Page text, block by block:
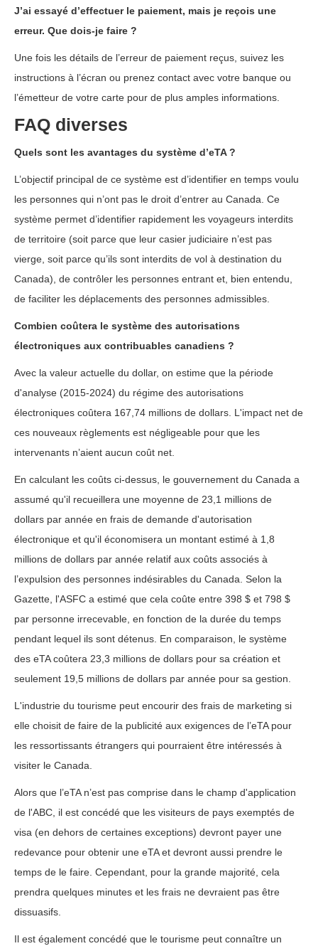
J’ai essayé d’effectuer le paiement, mais je reçois une
erreur. Que dois-je faire ?
Une fois les détails de l’erreur de paiement reçus, suivez les
instructions à l’écran ou prenez contact avec votre banque ou
l’émetteur de votre carte pour de plus amples informations.
FAQ diverses
Quels sont les avantages du système d’eTA ?
L’objectif principal de ce système est d’identifier en temps voulu
les personnes qui n’ont pas le droit d’entrer au Canada. Ce
système permet d’identifier rapidement les voyageurs interdits
de territoire (soit parce que leur casier judiciaire n’est pas
vierge, soit parce qu’ils sont interdits de vol à destination du
Canada), de contrôler les personnes entrant et, bien entendu,
de faciliter les déplacements des personnes admissibles.
Combien coûtera le système des autorisations
électroniques aux contribuables canadiens ?
Avec la valeur actuelle du dollar, on estime que la période
d'analyse (2015-2024) du régime des autorisations
électroniques coûtera 167,74 millions de dollars. L'impact net de
ces nouveaux règlements est négligeable pour que les
intervenants n’aient aucun coût net.
En calculant les coûts ci-dessus, le gouvernement du Canada a
assumé qu'il recueillera une moyenne de 23,1 millions de
dollars par année en frais de demande d'autorisation
électronique et qu'il économisera un montant estimé à 1,8
millions de dollars par année relatif aux coûts associés à
l’expulsion des personnes indésirables du Canada. Selon la
Gazette, l'ASFC a estimé que cela coûte entre 398 $ et 798 $
par personne irrecevable, en fonction de la durée du temps
pendant lequel ils sont détenus. En comparaison, le système
des eTA coûtera 23,3 millions de dollars pour sa création et
seulement 19,5 millions de dollars par année pour sa gestion.
L'industrie du tourisme peut encourir des frais de marketing si
elle choisit de faire de la publicité aux exigences de l’eTA pour
les ressortissants étrangers qui pourraient être intéressés à
visiter le Canada.
Alors que l’eTA n’est pas comprise dans le champ d'application
de l'ABC, il est concédé que les visiteurs de pays exemptés de
visa (en dehors de certaines exceptions) devront payer une
redevance pour obtenir une eTA et devront aussi prendre le
temps de le faire. Cependant, pour la grande majorité, cela
prendra quelques minutes et les frais ne devraient pas être
dissuasifs.
Il est également concédé que le tourisme peut connaître un